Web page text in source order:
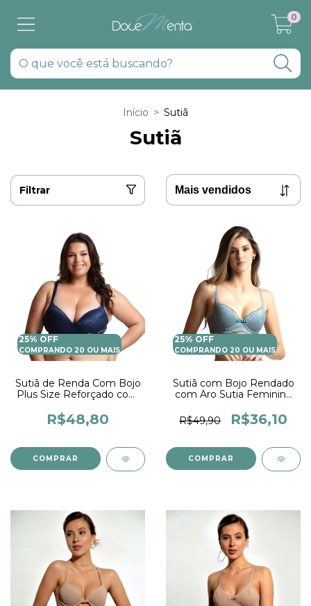
0
Início > Sutiã
Sutiã
Filtrar
25% OFF
COMPRANDO 20 OU MAIS
Sutiã de Renda Com Bojo
Plus Size Reforçado com
Reforçada
R$48,80
COMPRAR
25% OFF
COMPRANDO 20 OU MAIS
Sutiã com Bojo Rendado
com Aro Sutia Feminino
R$49,90
R$36,10
COMPRAR